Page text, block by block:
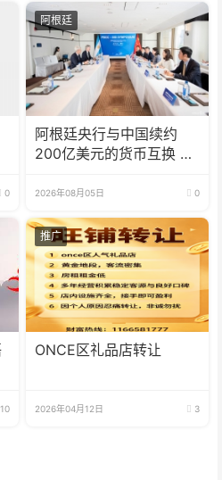
0
阿根廷
阿根廷央行与中国续约
200亿美元的货币互换 有
2026年08月05日 0
10
推广
ONCE区礼品店转让
2026年04月12日 3